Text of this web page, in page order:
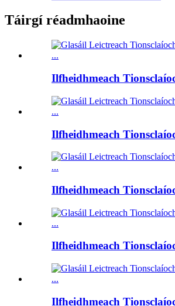
Táirgí réadmhaoine
Ilfheidhmeach
Ilfheidhmeach
Ilfheidhmeach
Ilfheidhmeach
Ilfheidhmeach